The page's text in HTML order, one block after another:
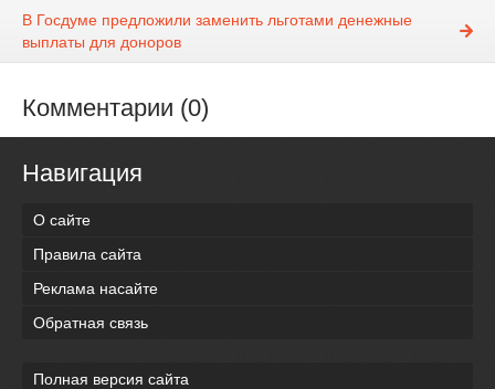
В Госдуме предложили заменить льготами денежные
выплаты для доноров
Комментарии (0)
Навигация
О сайте
Правила сайта
Реклама насайте
Обратная связь
Полная версия сайта